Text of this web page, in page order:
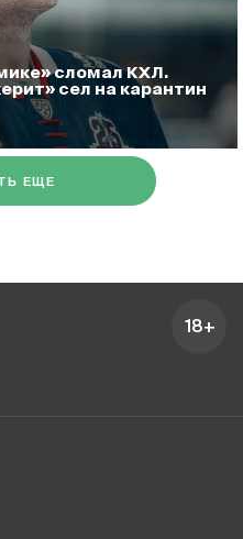
сломал КХЛ.
сел на карантин
ЕЩЕ
18+